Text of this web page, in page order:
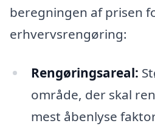
beregningen af prisen
erhvervsrengøring:
Rengøringsareal:
område, der skal
mest åbenlyse